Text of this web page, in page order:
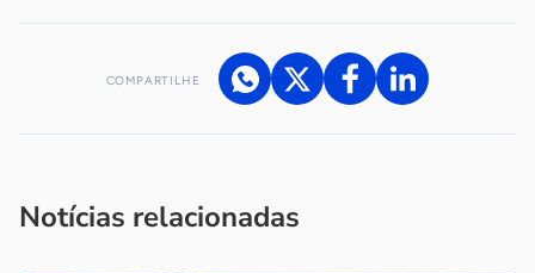
COMPARTILHE
Notícias relacionadas